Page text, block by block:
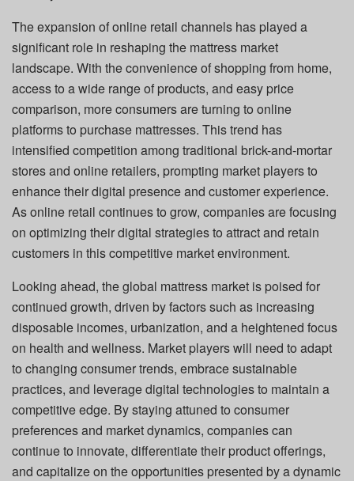
The expansion of online retail channels has played a
significant role in reshaping the mattress market
landscape. With the convenience of shopping from home,
access to a wide range of products, and easy price
comparison, more consumers are turning to online
platforms to purchase mattresses. This trend has
intensified competition among traditional brick-and-mortar
stores and online retailers, prompting market players to
enhance their digital presence and customer experience.
As online retail continues to grow, companies are focusing
on optimizing their digital strategies to attract and retain
customers in this competitive market environment.
Looking ahead, the global mattress market is poised for
continued growth, driven by factors such as increasing
disposable incomes, urbanization, and a heightened focus
on health and wellness. Market players will need to adapt
to changing consumer trends, embrace sustainable
practices, and leverage digital technologies to maintain a
competitive edge. By staying attuned to consumer
preferences and market dynamics, companies can
continue to innovate, differentiate their product offerings,
and capitalize on the opportunities presented by a dynamic